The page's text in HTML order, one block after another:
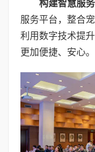
构建智慧服
服务平台，整合
利用数字技术提
更加便捷、安心。